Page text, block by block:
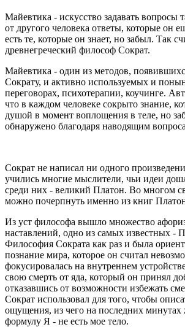
Майевтика - искусство задавать вопросы
от другого человека ответы, которые он
есть те, которые он знает, но забыл. Так
древнегреческий философ Сократ.
Майевтика - один из методов,
Сократу, и активно используемых и
переговорах, психотерапии, коучинге.
что в каждом человеке сокрыто знание,
душой в момент воплощения в теле, но
обнаружено благодаря наводящим
Сократ не написал ни одного
учились многие мыслители, чьи идеи
среди них - великий Платон. Во многом
можно почерпнуть именно из книг
Из уст философа вышло множество
наставлений, одно из самых известных -
Философия Сократа как раз и была
познание мира, которое он считал
фокусировалась на внутреннем
свою смерть от яда, который он принял
отказавшись от возможности избежать
Сократ использовал для того, чтобы
ощущения, из чего на последних
формулу Я - не есть мое тело.